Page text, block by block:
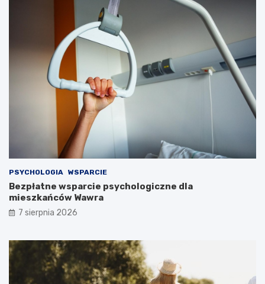
PSYCHOLOGIA WSPARCIE
Bezpłatne wsparcie psychologiczne dla
mieszkańców Wawra
7 sierpnia 2026